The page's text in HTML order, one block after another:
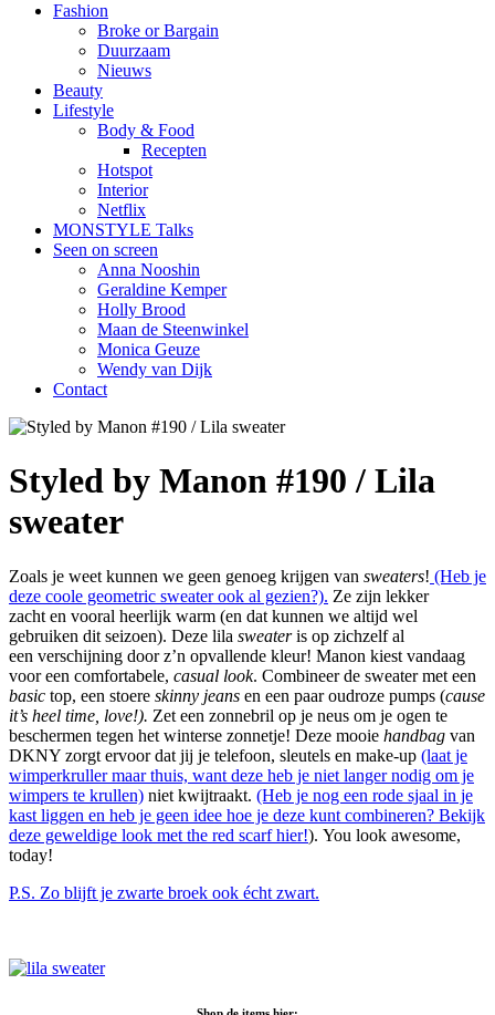
Fashion
Broke or Bargain
Duurzaam
Nieuws
Beauty
Lifestyle
Body & Food
Recepten
Hotspot
Interior
Netflix
MONSTYLE Talks
Seen on screen
Anna Nooshin
Geraldine Kemper
Holly Brood
Maan de Steenwinkel
Monica Geuze
Wendy van Dijk
Contact
Styled by Manon #190 / Lila
sweater
Zoals je weet kunnen we geen genoeg krijgen van sweaters! (Heb je
deze coole geometric sweater ook al gezien?). Ze zijn lekker
zacht en vooral heerlijk warm (en dat kunnen we altijd wel
gebruiken dit seizoen). Deze lila sweateris op zichzelf al
een verschijning door z’n opvallende kleur! Manon kiest vandaag
voor een comfortabele, casual look. Combineer de sweater met een
basic top, een stoere skinny jeans en een paar oudroze pumps (cause
it’s heel time, love!). Zet een zonnebril op je neus om je ogen te
beschermen tegen het winterse zonnetje! Deze mooie handbag van
DKNY zorgt ervoor dat jij je telefoon, sleutels en make-up (laat je
wimperkruller maar thuis, want deze heb je niet langer nodig om je
wimpers te krullen) niet kwijtraakt. (Heb je nog een rode sjaal in je
kast liggen en heb je geen idee hoe je deze kunt combineren? Bekijk
deze geweldige look met the red scarf hier!). You look awesome,
today!
P.S. Zo blijft je zwarte broek ook écht zwart.